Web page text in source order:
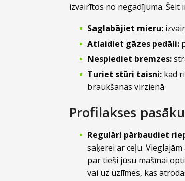
izvairītos no negadījuma. Šeit
Saglabājiet mieru:
Atlaidiet gāzes pedāli:
Nespiediet bremzes:
Turiet stūri taisni: kad
braukšanas virzienā
Profilakses
Regulāri pārbaudiet
saķerei ar ceļu.
par tieši jūsu mašīnai
vai uz uzlīmes, kas